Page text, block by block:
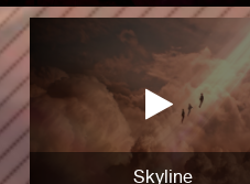
Skyline